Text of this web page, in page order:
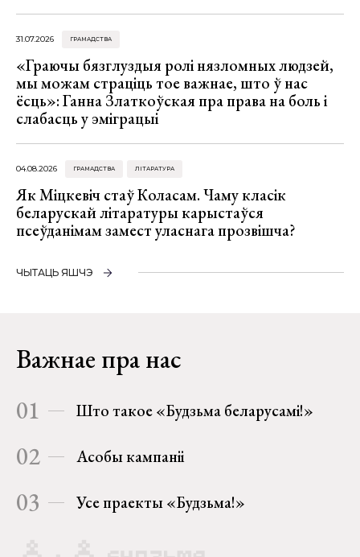
31.07.2026 ГРАМАДСТВА
«Граючы бязглуздыя ролі нязломных людзей,
мы можам страціць тое важнае, што ў нас
ёсць»: Ганна Златкоўская пра права на боль і
слабасць у эміграцыі
04.08.2026 ГРАМАДСТВА ЛІТАРАТУРА
Як Міцкевіч стаў Коласам. Чаму класік
беларускай літаратуры карыстаўся
псеўданімам замест уласнага прозвішча?
ЧЫТАЦЬ ЯШЧЭ
Важнае пра нас
01 Што такое «Будзьма беларусамі!»
02 Асобы кампаніі
03 Усе праекты «Будзьма!»